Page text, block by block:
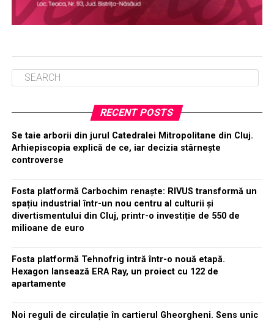
RECENT POSTS
Se taie arborii din jurul Catedralei Mitropolitane din Cluj.
Arhiepiscopia explică de ce, iar decizia stârnește
controverse
Fosta platformă Carbochim renaște: RIVUS transformă un
spațiu industrial într-un nou centru al culturii și
divertismentului din Cluj, printr-o investiție de 550 de
milioane de euro
Fosta platformă Tehnofrig intră într-o nouă etapă.
Hexagon lansează ERA Ray, un proiect cu 122 de
apartamente
Noi reguli de circulație în cartierul Gheorgheni. Sens unic